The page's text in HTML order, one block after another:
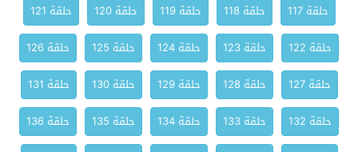
حلقة 117
حلقة 118 حلقة 119 حلقة 120
حلقة 121
حلقة 122
حلقة 123 حلقة 124 حلقة 125
حلقة 126
حلقة 127
حلقة 128 حلقة 129 حلقة 130
حلقة 131
حلقة 132
حلقة 133 حلقة 134 حلقة 135
حلقة 136